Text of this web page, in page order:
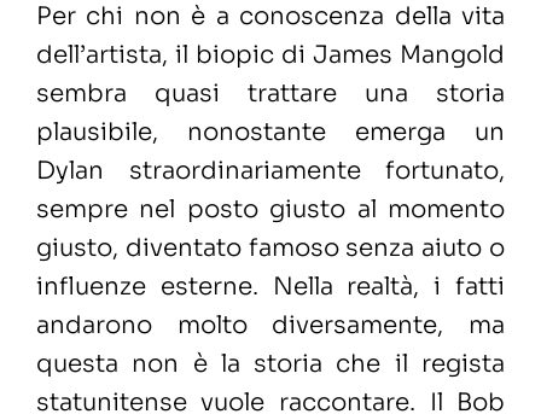
Per chi non è a conoscenza della vita
dell’artista, il biopic di James Mangold
sembra quasi trattare una storia
plausibile, nonostante emerga un
Dylan straordinariamente fortunato,
sempre nel posto giusto al momento
giusto, diventato famoso senza aiuto o
influenze esterne. Nella realtà, i fatti
andarono molto diversamente, ma
questa non è la storia che il regista
statunitense vuole raccontare. Il Bob